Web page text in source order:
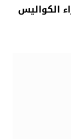
الكواليس